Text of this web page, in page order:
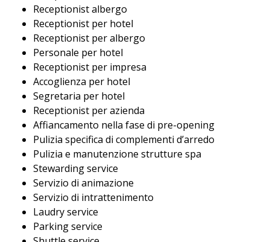
Receptionist albergo
Receptionist per hotel
Receptionist per albergo
Personale per hotel
Receptionist per impresa
Accoglienza per hotel
Segretaria per hotel
Receptionist per azienda
Affiancamento nella fase di pre-opening
Pulizia specifica di complementi d’arredo
Pulizia e manutenzione strutture spa
Stewarding service
Servizio di animazione
Servizio di intrattenimento
Laudry service
Parking service